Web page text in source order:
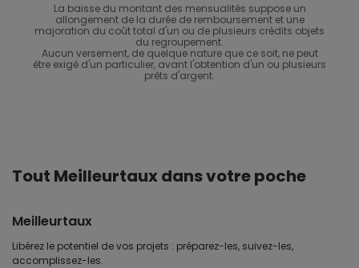
La baisse du montant des mensualités suppose un
allongement de la durée de remboursement et une
majoration du coût total d'un ou de plusieurs crédits objets
du regroupement.
Aucun versement, de quelque nature que ce soit, ne peut
être exigé d'un particulier, avant l'obtention d'un ou plusieurs
prêts d'argent.
Tout Meilleurtaux dans votre poche
Meilleurtaux
Libérez le potentiel de vos projets : préparez-les, suivez-les,
accomplissez-les.